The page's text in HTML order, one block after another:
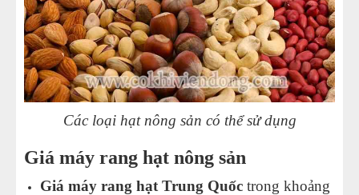
Các loại hạt nông sản có thể sử dụng
Giá máy rang hạt nông sản
Giá máy rang hạt Trung Quốc trong khoảng